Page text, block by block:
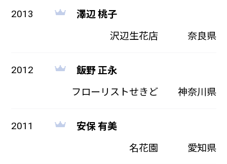
2013
澤辺 桃子
沢辺生花店
奈良県
2012
飯野 正永
フローリストせきど
神奈川県
2011
安保 有美
名花園
愛知県